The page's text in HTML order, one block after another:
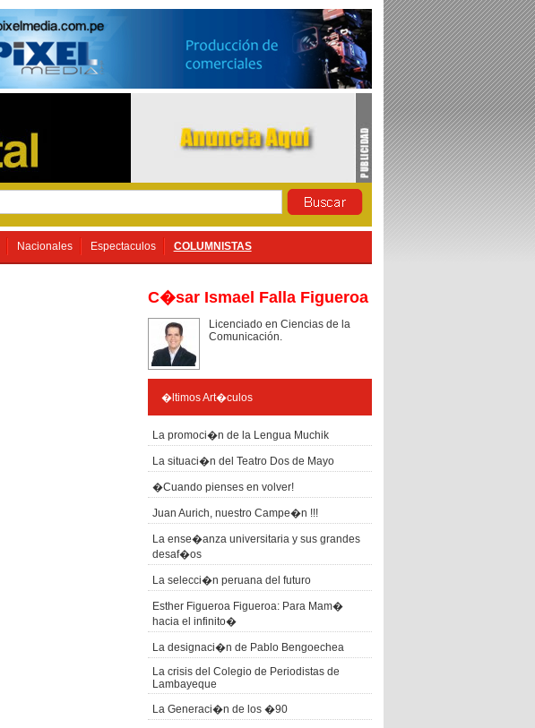
Nacionales Espectaculos COLUMNISTAS
C�sar Ismael Falla Figueroa
Licenciado en Ciencias de la
Comunicación.
�ltimos Art�culos
La promoci�n de la Lengua Muchik
La situaci�n del Teatro Dos de Mayo
�Cuando pienses en volver!
Juan Aurich, nuestro Campe�n !!!
La ense�anza universitaria y sus grandes
desaf�os
La selecci�n peruana del futuro
Esther Figueroa Figueroa: Para Mam�
hacia el infinito�
La designaci�n de Pablo Bengoechea
La crisis del Colegio de Periodistas de
Lambayeque
La Generaci�n de los �90